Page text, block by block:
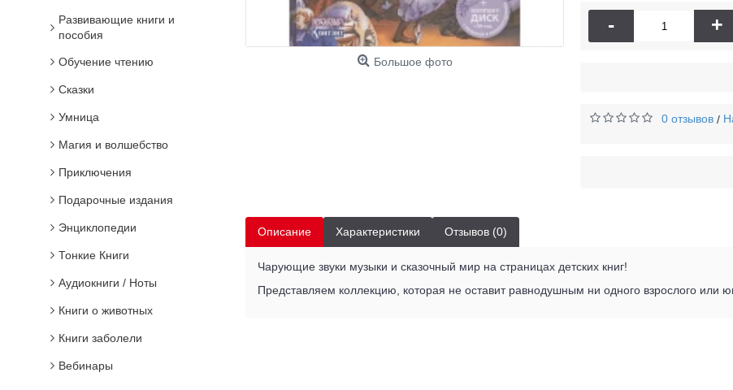
Развивающие книги и
пособия
Обучение чтению
Сказки
Умница
Магия и волшебство
Приключения
Подарочные издания
Энциклопедии
Тонкие Книги
Аудиокниги / Ноты
Книги о животных
Книги заболели
Вебинары
Большое фото
- +
0 отзывов /
Описание Характеристики Отзывов (0)
Чарующие звуки музыки и сказочный мир на страницах детских книг!
Представляем коллекцию, которая не оставит равнодушным ни одного взрослого или